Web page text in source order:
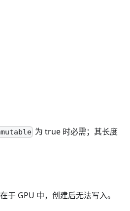
为 true 时必需；其长度
于 GPU 中，创建后无法写入。